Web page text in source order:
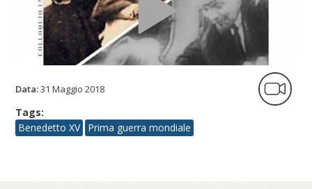
Data:31 Maggio 2018
Tags:
Benedetto XV
Prima guerra mondiale